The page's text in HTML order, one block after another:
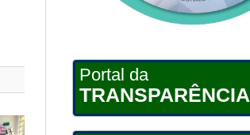
Portal da
TRANSPARÊNCIA